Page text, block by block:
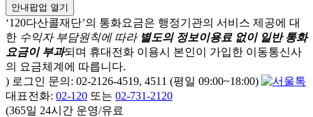
안내팝업 열기
‘120다산콜재단’의 통화요금은 행정기관의 서비스 제공에 대
한 수익자 부담원칙에 따라 별도의 정보이용료 없이 일반 통화
요금이 부과되며 휴대전화 이용시 본인이 가입한 이동통신사
의 요금체계에 따릅니다.
) 로그인 문의: 02-2126-4519, 4511 (평일 09:00~18:00)
대표전화: 02-120 또는 02-731-2120
(365일 24시간 운영/유료